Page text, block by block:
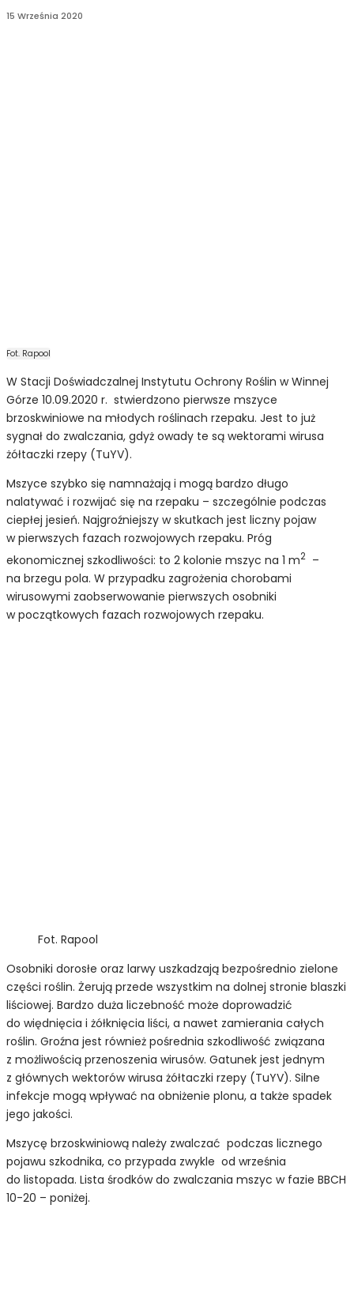
15 Września 2020
Fot. Rapool
W Stacji Doświadczalnej Instytutu Ochrony Roślin w Winnej
Górze 10.09.2020 r. stwierdzono pierwsze mszyce
brzoskwiniowe na młodych roślinach rzepaku. Jest to już
sygnał do zwalczania, gdyż owady te są wektorami wirusa
żółtaczki rzepy (TuYV).
Mszyce szybko się namnażają i mogą bardzo długo
nalatywać i rozwijać się na rzepaku – szczególnie podczas
ciepłej jesień. Najgroźniejszy w skutkach jest liczny pojaw
w pierwszych fazach rozwojowych rzepaku. Próg
ekonomicznej szkodliwości: to 2 kolonie mszyc na 1 m2 –
na brzegu pola. W przypadku zagrożenia chorobami
wirusowymi zaobserwowanie pierwszych osobniki
w początkowych fazach rozwojowych rzepaku.
Fot. Rapool
Osobniki dorosłe oraz larwy uszkadzają bezpośrednio zielone
części roślin. Żerują przede wszystkim na dolnej stronie blaszki
liściowej. Bardzo duża liczebność może doprowadzić
do więdnięcia i żółknięcia liści, a nawet zamierania całych
roślin. Groźna jest również pośrednia szkodliwość związana
z możliwością przenoszenia wirusów. Gatunek jest jednym
z głównych wektorów wirusa żółtaczki rzepy (TuYV). Silne
infekcje mogą wpływać na obniżenie plonu, a także spadek
jego jakości.
Mszycę brzoskwiniową należy zwalczać podczas licznego
pojawu szkodnika, co przypada zwykle od września
do listopada. Lista środków do zwalczania mszyc w fazie BBCH
10-20 – poniżej.